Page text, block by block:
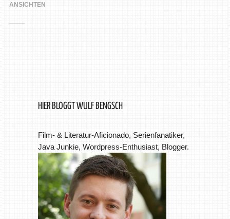
ANSICHTEN
HIER BLOGGT WULF BENGSCH
Film- & Literatur-Aficionado, Serienfanatiker,
Java Junkie, Wordpress-Enthusiast, Blogger.